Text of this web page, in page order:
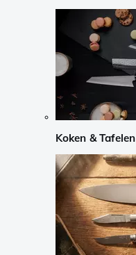
Koken & Tafelen